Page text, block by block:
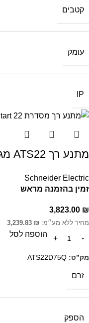
קטבים
עומק
IP
מתנע רך ATS22 מגען עוקף 37kW
Schneider Electric
זמין בהזמנה מראש
3,823.00 ₪
מחיר ללא מע״מ: 3,239.83 ₪
הוספה לסל
מק”ט: ATS22D75Q
זרם
הספק